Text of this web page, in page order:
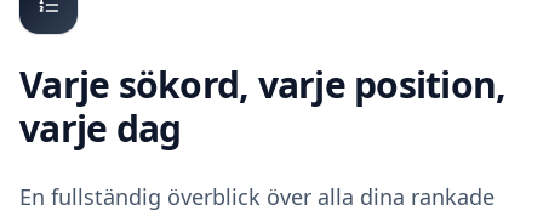
Varje sökord, varje position,
varje dag
En fullständig överblick över alla dina rankade